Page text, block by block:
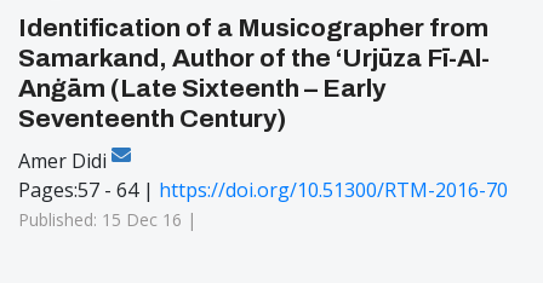
Identification of a Musicographer from
Samarkand, Author of the ‘Urjūza Fī-Al-
Anġām (Late Sixteenth – Early
Seventeenth Century)
Amer Didi
Pages:57 - 64 | https://doi.org/10.51300/RTM-2016-70
Published: 15 Dec 16 |